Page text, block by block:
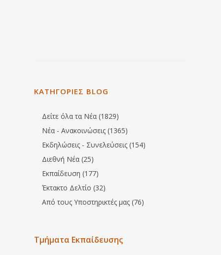
ΚΑΤΗΓΟΡΙΕΣ BLOG
Δείτε όλα τα Νέα (1829)
Νέα - Ανακοινώσεις (1365)
Εκδηλώσεις - Συνελεύσεις (154)
Διεθνή Νέα (25)
Εκπαίδευση (177)
Έκτακτο Δελτίο (32)
Από τους Υποστηρικτές μας (76)
Τμήματα Εκπαίδευσης